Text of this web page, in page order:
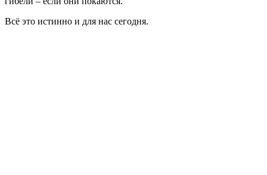
Всё это истинно и для нас сегодня.